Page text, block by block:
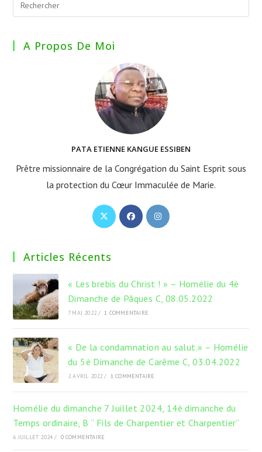
A Propos De Moi
PATA ETIENNE KANGUE ESSIBEN
Prêtre missionnaire de la Congrégation du Saint Esprit sous
la protection du Cœur Immaculée de Marie.
S’ouvre
dans
S’ouvre
dans
S’ouvre
Articles Récents
« Les brebis du Christ ! » – Homélie du 4è
Dimanche de Pâques C, 08.05.2022
7 MAI 2022 / 1 COMMENTAIRE
« De la condamnation au salut.» – Homélie
du 5è Dimanche de Carême C, 03.04.2022
2 AVRIL 2022 / 1 COMMENTAIRE
Homélie du dimanche 7 Juillet 2024, 14è dimanche du
Temps ordinaire, B “ Fils de Charpentier et Charpentier”
6 JUILLET 2024 / 0 COMMENTAIRE